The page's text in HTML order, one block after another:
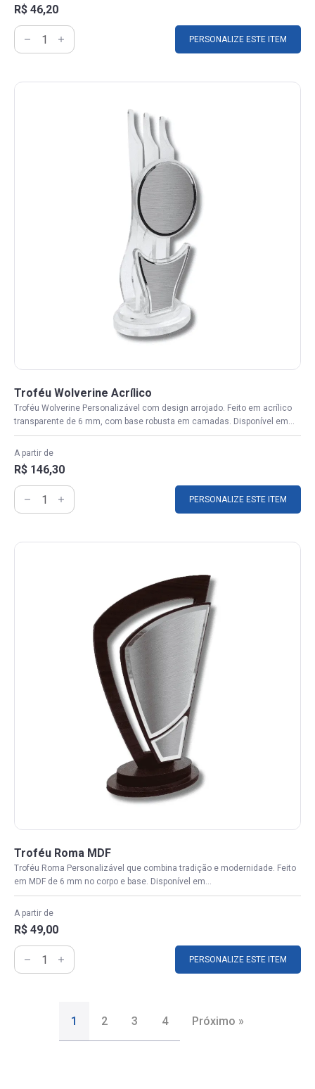
R$ 46,20
PERSONALIZE ESTE ITEM
Troféu Wolverine Acrílico
Troféu Wolverine Personalizável com design arrojado. Feito em acrílico
transparente de 6 mm, com base robusta em camadas. Disponível em...
A partir de
R$ 146,30
PERSONALIZE ESTE ITEM
Troféu Roma MDF
Troféu Roma Personalizável que combina tradição e modernidade. Feito
em MDF de 6 mm no corpo e base. Disponível em...
A partir de
R$ 49,00
PERSONALIZE ESTE ITEM
1 2 3 4 Próximo »